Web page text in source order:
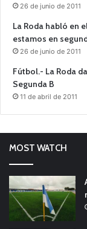
26 de junio de 2011
La Roda habló en
estamos en
26 de junio de 2011
Fútbol.- La Roda
Segunda B
11 de abril de 2011
MOST WATCH